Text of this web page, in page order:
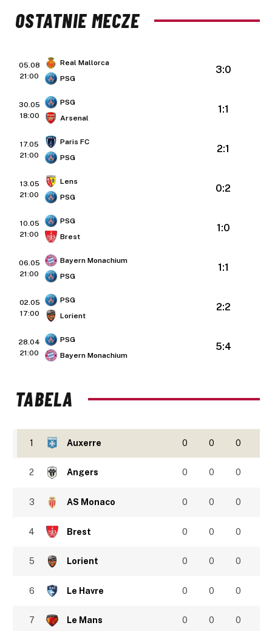
OSTATNIE MECZE
05.08
21:00
Real Mallorca
PSG
3:0
30.05
18:00
PSG
Arsenal
1:1
17.05
21:00
Paris FC
PSG
2:1
13.05
21:00
Lens
PSG
0:2
10.05
21:00
PSG
Brest
1:0
06.05
21:00
Bayern Monachium
PSG
1:1
02.05
17:00
PSG
Lorient
2:2
28.04
21:00
PSG
Bayern Monachium
5:4
TABELA
1 Auxerre 0 0 0
2 Angers 0 0 0
3 AS Monaco 0 0 0
4 Brest 0 0 0
5 Lorient 0 0 0
6 Le Havre 0 0 0
7 Le Mans 0 0 0